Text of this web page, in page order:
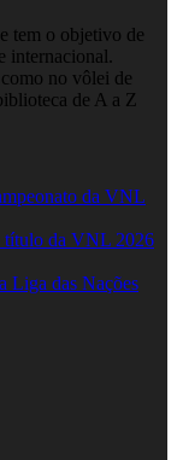
tem o objetivo de
internacional.
no vôlei de
de A a Z
da VNL
título da VNL 2026
Liga das Nações